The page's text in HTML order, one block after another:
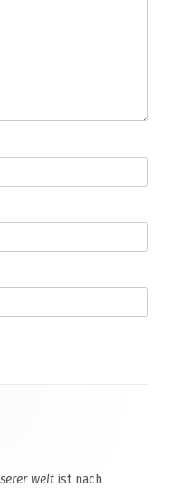
welt ist nach